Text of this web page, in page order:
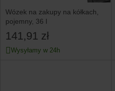
Wózek na zakupy na kółkach,
pojemny, 36 l
141,91 zł
Wysyłamy w 24h